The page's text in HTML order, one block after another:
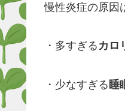
慢性炎症の原因
・多すぎる カロ
・少なすぎる 睡